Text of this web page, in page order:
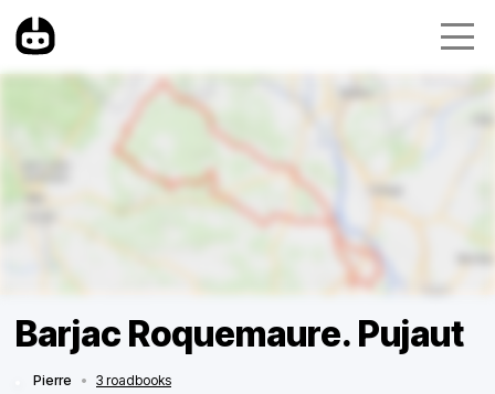
Barjac Roquemaure. Pujaut
Pierre • 3 roadbooks